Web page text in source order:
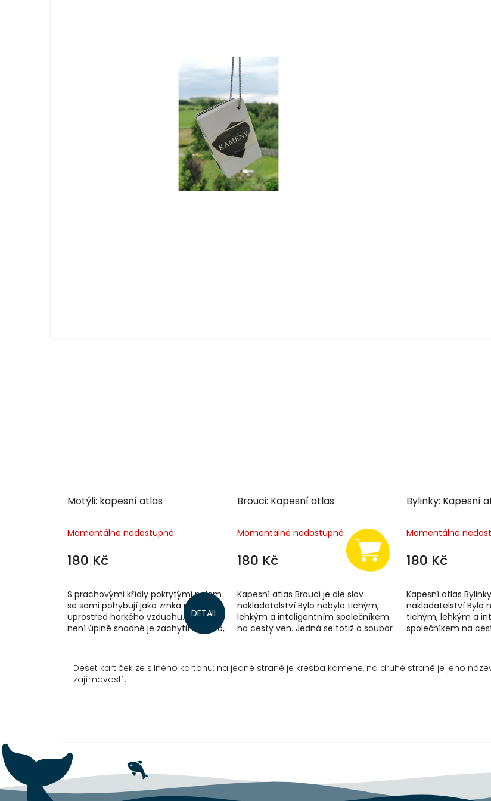
Motýli: kapesní atlas
Momentálně nedostupné
180 Kč
DETAIL
S prachovými křídly pokrytými pelem
se sami pohybují jako zrnka prachu
uprostřed horkého vzduchu. Za letu
není úplně snadné je zachytit a na to,
Brouci: Kapesní atlas
Momentálně nedostupné
180 Kč
Kapesní atlas Brouci je dle slov
nakladatelství Bylo nebylo tichým,
lehkým a inteligentním společníkem
na cesty ven. Jedná se totiž o soubor
Bylinky: Kapesní
Momentálně
180 Kč
Kapesní atlas
nakladatelství Bylo
tichým, lehkým a
společníkem na
Deset kartiček ze silného kartonu: na jedné straně je kresba kamene, na druhé straně je jeho
zajímavostí.